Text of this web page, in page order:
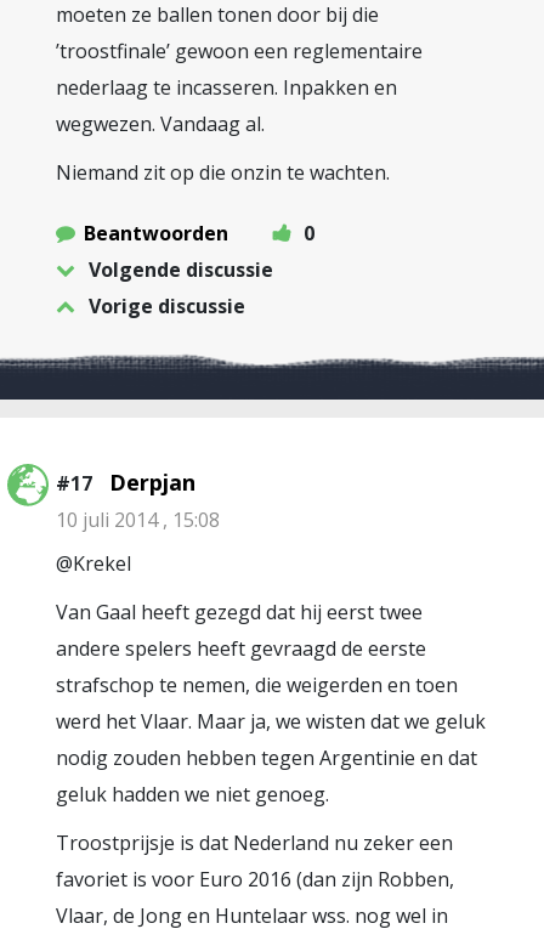
moeten ze ballen tonen door bij die
’troostfinale’ gewoon een reglementaire
nederlaag te incasseren. Inpakken en
wegwezen. Vandaag al.
Niemand zit op die onzin te wachten.
Beantwoorden
0
Volgende discussie
Vorige discussie
#17 Derpjan
10 juli 2014 , 15:08
@Krekel
Van Gaal heeft gezegd dat hij eerst twee
andere spelers heeft gevraagd de eerste
strafschop te nemen, die weigerden en toen
werd het Vlaar. Maar ja, we wisten dat we geluk
nodig zouden hebben tegen Argentinie en dat
geluk hadden we niet genoeg.
Troostprijsje is dat Nederland nu zeker een
favoriet is voor Euro 2016 (dan zijn Robben,
Vlaar, de Jong en Huntelaar wss. nog wel in